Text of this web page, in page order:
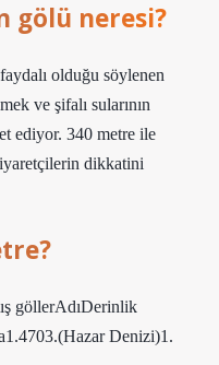
gölü neresi?
olduğu söylenen
ve şifalı sularının
ediyor. 340 metre ile
dikkatini
göllerAdıDerinlik
Denizi)1.